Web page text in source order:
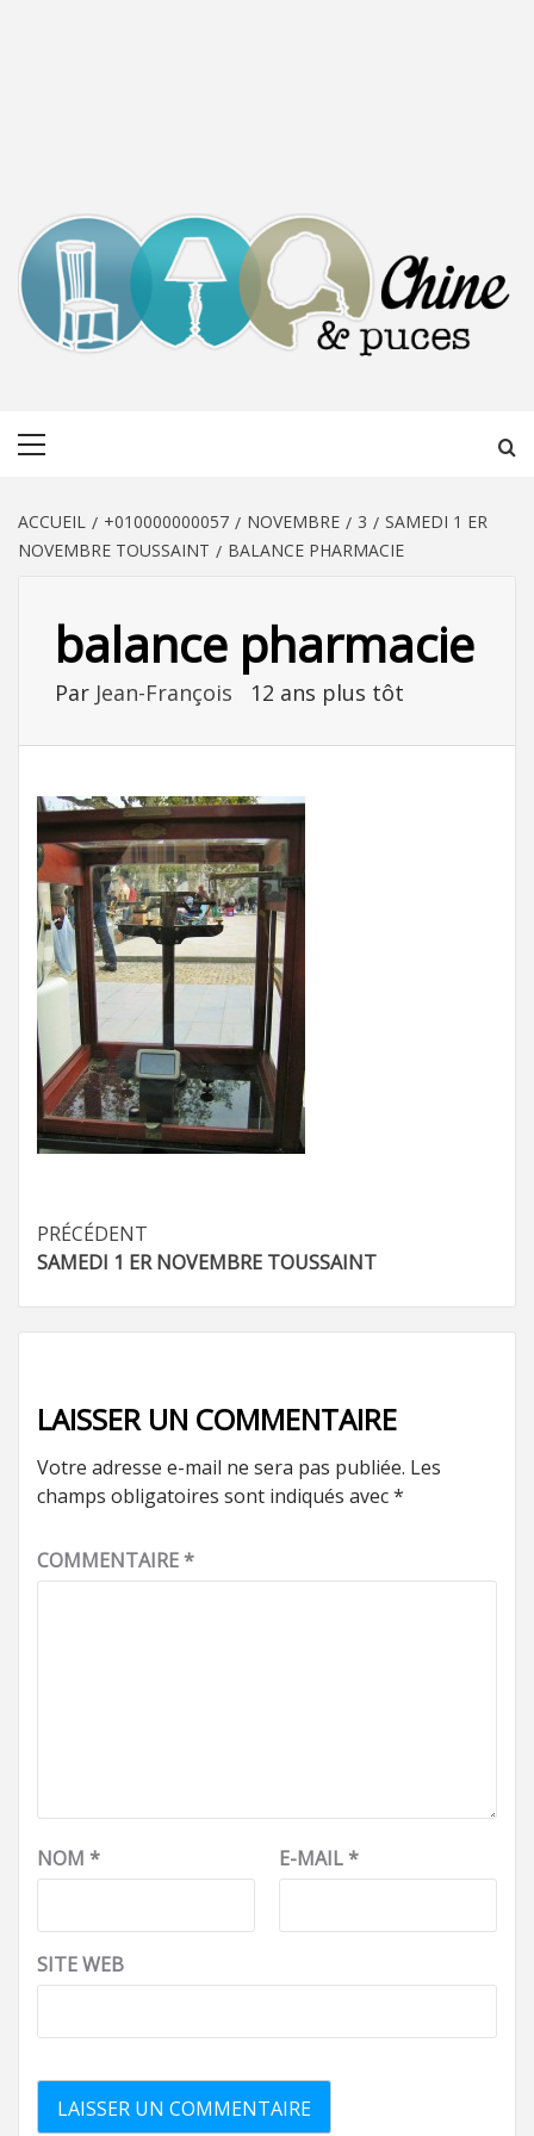
ACCUEIL +010000000057 NOVEMBRE 3
SAMEDI 1 ER
NOVEMBRE TOUSSAINT
BALANCE PHARMACIE
balance pharmacie
Par Jean-François 12 ans plus tôt
Navigation
d’article
PRÉCÉDENT
SAMEDI 1 ER NOVEMBRE TOUSSAINT
LAISSER UN COMMENTAIRE
Votre adresse e-mail ne sera pas publiée. Les
champs obligatoires sont indiqués avec*
COMMENTAIRE*
NOM * E-MAIL*
SITE WEB